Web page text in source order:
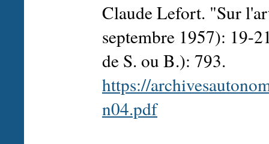
Claude Lefort. "Sur
septembre 1957): 19-
de S. ou B.): 793.
https://
n04.pdf